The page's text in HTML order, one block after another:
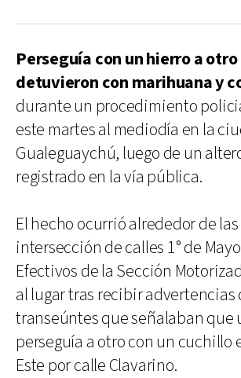
Perseguía con un hierro a
detuvieron con marihuana y
durante un procedimiento
este martes al mediodía en la
Gualeguaychú, luego de un
registrado en la vía pública.
El hecho ocurrió alrededor de las
intersección de calles 1° de
Efectivos de la Sección
al lugar tras recibir advertencias
transeúntes que señalaban que
perseguía a otro con un cuchillo
Este por calle Clavarino.